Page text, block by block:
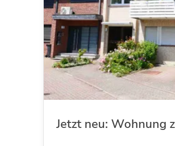
Jetzt neu: Wohnung